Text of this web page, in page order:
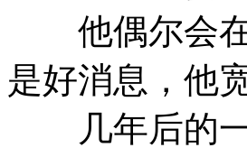
他偶尔会在
是好消息，他
几年后的一